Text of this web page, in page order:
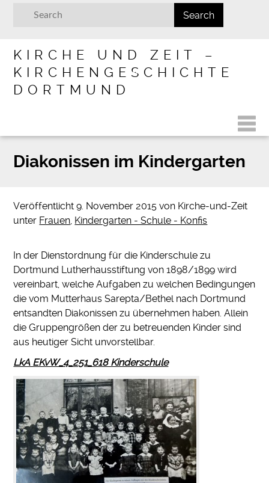
KIRCHE UND ZEIT –
KIRCHENGESCHICHTE
DORTMUND
Diakonissen im Kindergarten
Veröffentlicht9. November 2015 von Kirche-und-Zeit
unter Frauen, Kindergarten - Schule - Konfis
In der Dienstordnung für die Kinderschule zu
Dortmund Lutherhausstiftung von 1898/1899 wird
vereinbart, welche Aufgaben zu welchen Bedingungen
die vom Mutterhaus Sarepta/Bethel nach Dortmund
entsandten Diakonissen zu übernehmen haben. Allein
die Gruppengrößen der zu betreuenden Kinder sind
aus heutiger Sicht unvorstellbar.
LkA EKvW_4_251_618 Kinderschule